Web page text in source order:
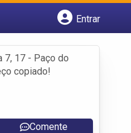
Entrar
7, 17 - Paço do
copiado!
Comente